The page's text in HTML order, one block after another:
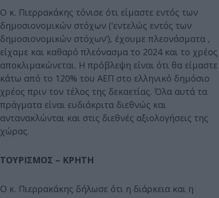
Ο κ. Πιερρακάκης τόνισε ότι είμαστε εντός των
δημοσιονομικών στόχων (‘εντελώς εντός των
δημοσιονομικών στόχων’), έχουμε πλεονάσματα ,
είχαμε και καθαρό πλεόνασμα το 2024 και το χρέος
αποκλιμακώνεται. Η πρόβλεψη είναι ότι θα είμαστε
κάτω από το 120% του ΑΕΠ στο ελληνικό δημόσιο
χρέος πριν τον τέλος της δεκαετίας. Όλα αυτά τα
πράγματα είναι ευδιάκριτα διεθνώς και
αντανακλώνται και στις διεθνές αξιολογήσεις της
χώρας.
ΤΟΥΡΙΣΜΟΣ – ΚΡΗΤΗ
Ο κ. Πιερρακάκης δήλωσε ότι η διάρκεια και η